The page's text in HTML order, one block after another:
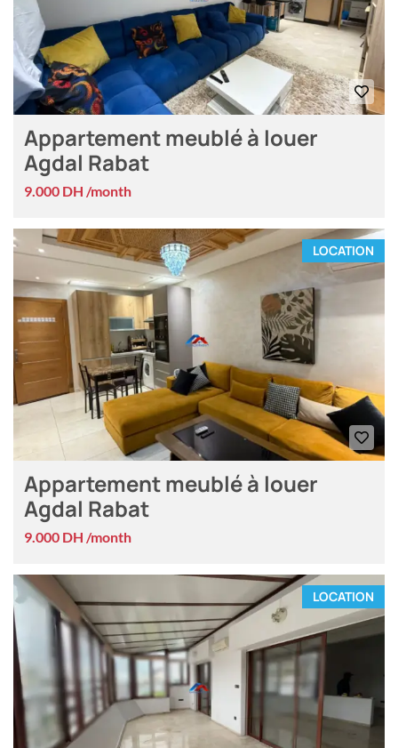
Appartement meublé à louer
Agdal Rabat
9.000 DH /month
LOCATION
Appartement meublé à louer
Agdal Rabat
9.000 DH /month
LOCATION